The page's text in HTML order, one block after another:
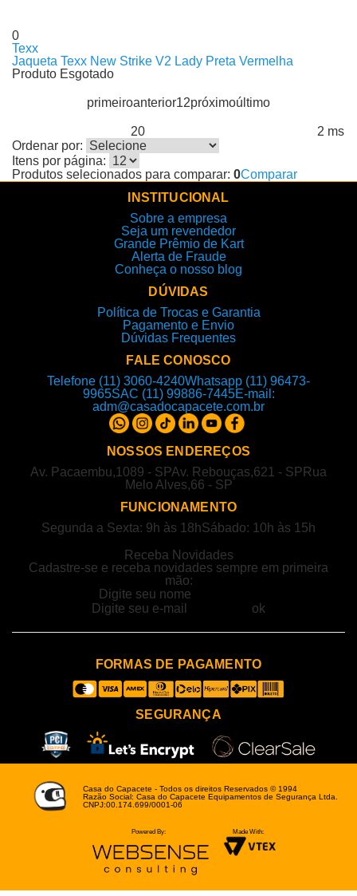
0
Texx
Jaqueta Texx New Strike V2 Lady Preta Vermelha
Produto Esgotado
primeiroanterior12próximoúltimo
20
2 ms
Ordenar por:
Itens por página:
Produtos selecionados para comparar: 0Comparar
INSTITUCIONAL
Sobre a empresa
Seja um revendedor
Grande Prêmio de Kart
Alerta de Fraude
Conheça o nosso blog
DÚVIDAS
Política de Trocas e Garantia
Pagamento e Envio
Dúvidas Frequentes
FALE CONOSCO
Telefone (11) 3060-4240Whatsapp (11) 96473-
9965SAC (11) 99886-7445E-mail:
adm@casadocapacete.com.br
NOSSOS ENDEREÇOS
Av. Pacaembu,1089 - SPAv. Rebouças,621 - SP Rua
Melo Alves,66 - SP
FUNCIONAMENTO
Segunda a Sexta: 9h às 18hSábado: 10h às 15h
Receba Novidades
Cadastre-se e receba novidades sempre em primeira
mão:
FORMAS DE PAGAMENTO
SEGURANÇA
Casa do Capacete - Todos os direitos Reservados © 1994
Razão Social: Casa do Capacete Equipamentos de Segurança Ltda.
CNPJ:00.174.699/0001-06
Powered By: Made With: